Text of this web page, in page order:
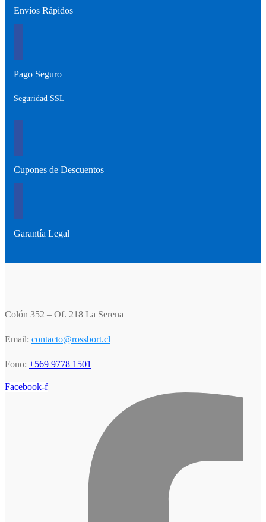
Envíos Rápidos
Pago Seguro
Seguridad SSL
Cupones de Descuentos
Garantía Legal
Colón 352 – Of. 218 La Serena
Email: contacto@rossbort.cl
Fono: +569 9778 1501
Facebook-f